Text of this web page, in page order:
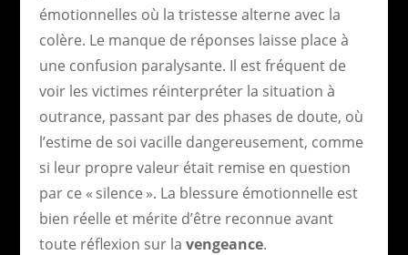
émotionnelles où la tristesse alterne avec la
colère. Le manque de réponses laisse place à
une confusion paralysante. Il est fréquent de
voir les victimes réinterpréter la situation à
outrance, passant par des phases de doute, où
l’estime de soi vacille dangereusement, comme
si leur propre valeur était remise en question
par ce « silence ». La blessure émotionnelle est
bien réelle et mérite d’être reconnue avant
toute réflexion sur la vengeance.